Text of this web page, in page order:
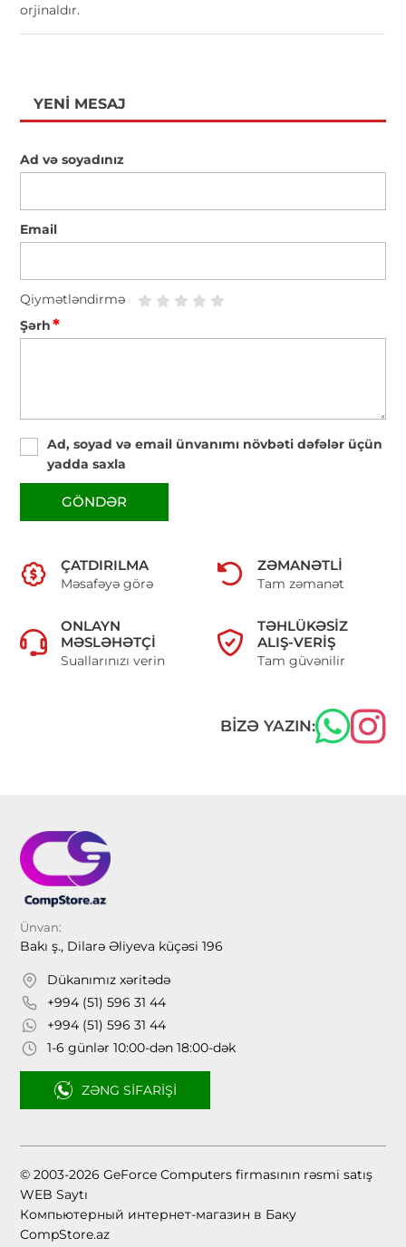
orjinaldır.
YENI MESAJ
Ad və soyadınız
Email
Qiymətləndirmə
Şərh*
Ad, soyad və email ünvanımı növbəti dəfələr üçün
yadda saxla
GÖNDƏR
ÇATDIRILMA
Məsafəyə görə
ZƏMANƏTLI
Tam zəmanət
ONLAYN
MƏSLƏHƏTÇI
Suallarınızı verin
TƏHLÜKƏSIZ
ALIŞ-VERIŞ
Tam güvənilir
BIZƏ YAZIN:
Ünvan:
Bakı ş., Dilarə Əliyeva küçəsi 196
Dükanımız xəritədə
+994 (51) 596 31 44
+994 (51) 596 31 44
1-6 günlər 10:00-dən 18:00-dək
ZƏNG SIFARIŞI
© 2003-2026 GeForce Computers firmasının rəsmi satış
WEB Saytı
Компьютерный интернет-магазин в Баку
CompStore.az